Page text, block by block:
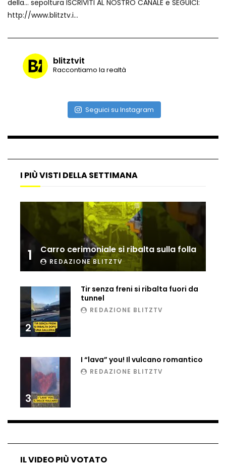
della… sepoltura ISCRIVITI AL NOSTRO CANALE e SEGUICI:
http://www.blitztv.i...
blitztvit
Raccontiamo la realtà
Seguici su Instagram
I PIÙ VISTI DELLA SETTIMANA
1 Carro cerimoniale si ribalta sulla folla
REDAZIONE BLITZTV
2
Tir senza freni si ribalta fuori da
tunnel
REDAZIONE BLITZTV
3
I “lava” you! Il vulcano romantico
REDAZIONE BLITZTV
IL VIDEO PIÙ VOTATO